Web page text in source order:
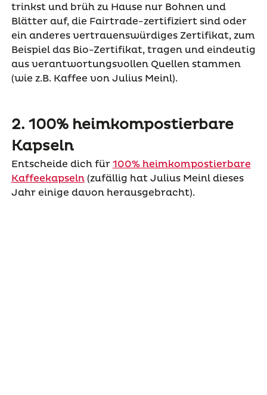
trinkst und brüh zu Hause nur Bohnen und
Blätter auf, die Fairtrade-zertifiziert sind oder
ein anderes vertrauenswürdiges Zertifikat, zum
Beispiel das Bio-Zertifikat, tragen und eindeutig
aus verantwortungsvollen Quellen stammen
(wie z.B. Kaffee von Julius Meinl).
2. 100% heimkompostierbare
Kapseln
Entscheide dich für 100% heimkompostierbare
Kaffeekapseln(zufällig hat Julius Meinl dieses
Jahr einige davon herausgebracht).